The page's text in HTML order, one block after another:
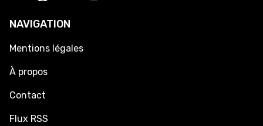
NAVIGATION
Mentions légales
À propos
Contact
Flux RSS